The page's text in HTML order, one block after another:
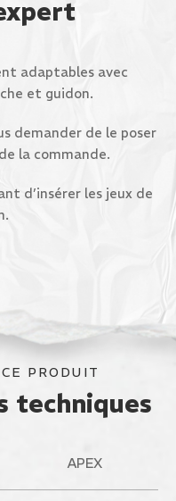
adaptables avec
et guidon.
demander de le poser
la commande.
d’insérer les jeux de
PRODUIT
techniques
APEX